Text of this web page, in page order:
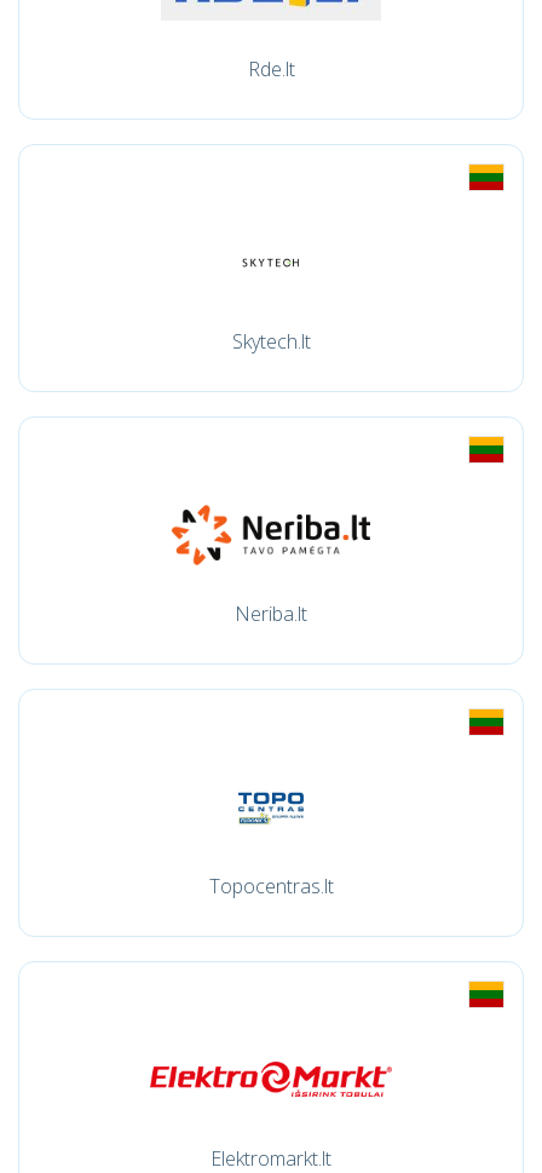
Rde.lt
Skytech.lt
Neriba.lt
Topocentras.lt
Elektromarkt.lt